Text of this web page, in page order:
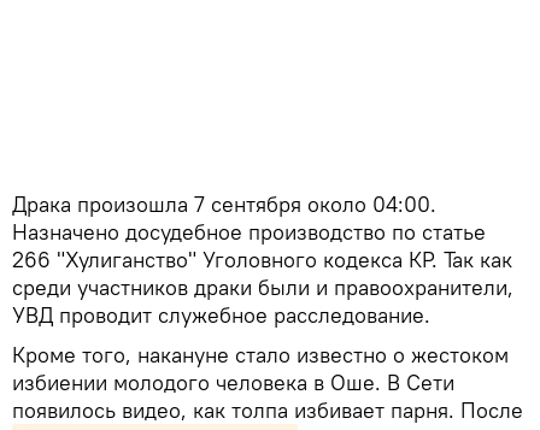
Драка произошла 7 сентября около 04:00.
Назначено досудебное производство по статье
266 "Хулиганство" Уголовного кодекса КР. Так как
среди участников драки были и правоохранители,
УВД проводит служебное расследование.
Кроме того, накануне стало известно о жестоком
избиении молодого человека в Оше. В Сети
появилось видео, как толпа избивает парня. После